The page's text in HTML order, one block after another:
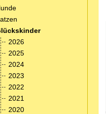
2026
2025
2024
2023
2022
2021
2020